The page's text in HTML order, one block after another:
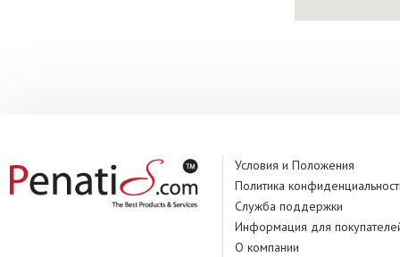
Условия и Положения
Политика
Служба поддержки
Информация для
О компании